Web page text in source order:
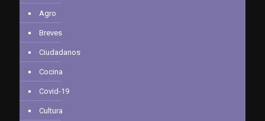
Agro
Breves
Ciudadanos
Cocina
Covid-19
Cultura